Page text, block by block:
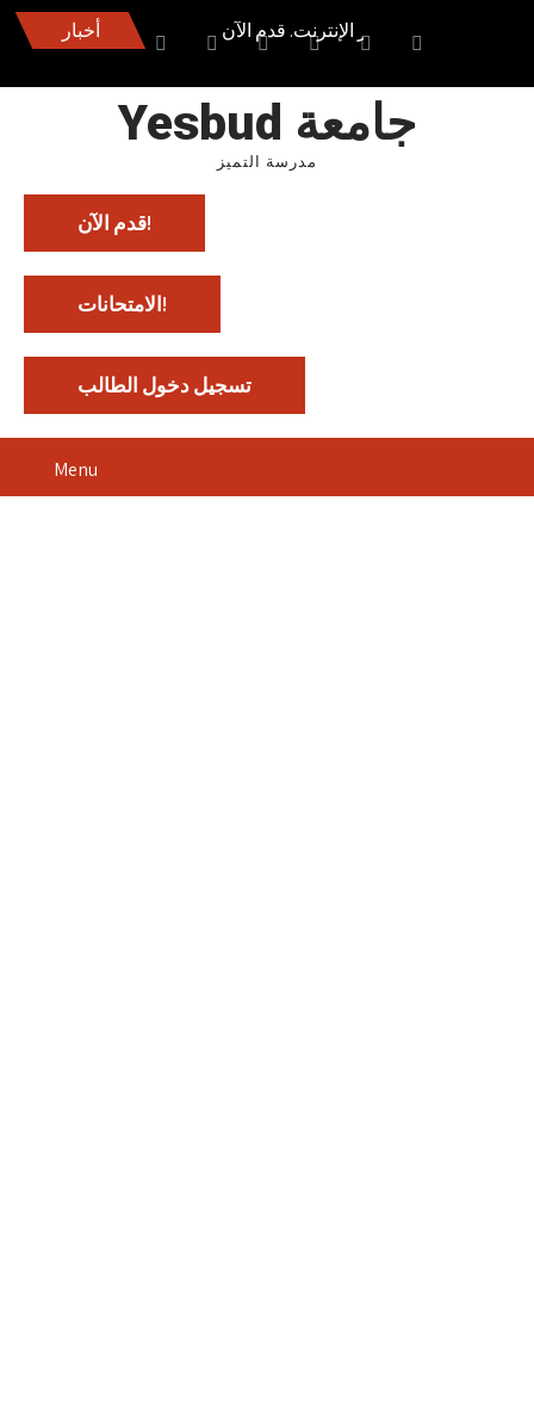
أخبار الدراسة بمنحة 100٪ عبر الإنترنت. قدم الآن
Yesbud جامعة
مدرسة التميز
قدم الآن!
الامتحانات!
تسجيل دخول الطالب
Menu